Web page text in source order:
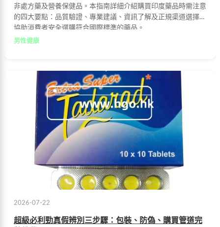
非處方藥及營養保健品。本指南詳細介紹購買印度藥品時需注意
的四大要點：品質驗證、專業建議、資訊了解及正規渠道選擇，
協助消費者安全選購符合國際標準的藥品。
男性健康
2026-07-22
超級必利勁真假辨別三步驟：包裝、防偽、購買管道完